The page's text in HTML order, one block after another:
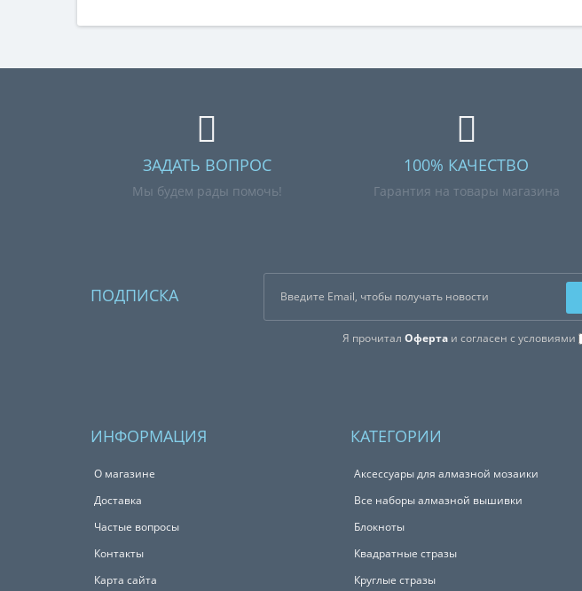
ЗАДАТЬ ВОПРОС
Мы будем рады помочь!
100% КАЧЕСТВО
Гарантия на товары магазина
ПОДПИСКА
Я прочиталОферта и согласен с условиями
ИНФОРМАЦИЯ
О магазине
Доставка
Частые вопросы
Контакты
Карта сайта
КАТЕГОРИИ
Аксессуары для алмазной мозаики
Все наборы алмазной вышивки
Блокноты
Квадратные стразы
Круглые стразы